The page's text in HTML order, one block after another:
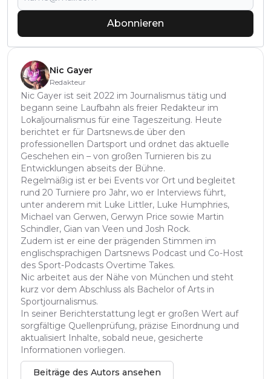
Abonnieren
Nic Gayer
Redakteur
Nic Gayer ist seit 2022 im Journalismus tätig und
begann seine Laufbahn als freier Redakteur im
Lokaljournalismus für eine Tageszeitung. Heute
berichtet er für Dartsnews.de über den
professionellen Dartsport und ordnet das aktuelle
Geschehen ein – von großen Turnieren bis zu
Entwicklungen abseits der Bühne.
Regelmäßig ist er bei Events vor Ort und begleitet
rund 20 Turniere pro Jahr, wo er Interviews führt,
unter anderem mit Luke Littler, Luke Humphries,
Michael van Gerwen, Gerwyn Price sowie Martin
Schindler, Gian van Veen und Josh Rock.
Zudem ist er eine der prägenden Stimmen im
englischsprachigen Dartsnews Podcast und Co-Host
des Sport-Podcasts Overtime Takes.
Nic arbeitet aus der Nähe von München und steht
kurz vor dem Abschluss als Bachelor of Arts in
Sportjournalismus.
In seiner Berichterstattung legt er großen Wert auf
sorgfältige Quellenprüfung, präzise Einordnung und
aktualisiert Inhalte, sobald neue, gesicherte
Informationen vorliegen.
Beiträge des Autors ansehen